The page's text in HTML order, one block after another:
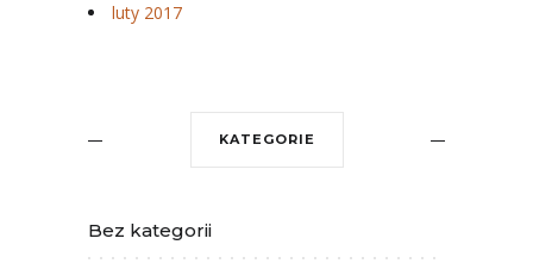
luty 2017
KATEGORIE
Bez kategorii